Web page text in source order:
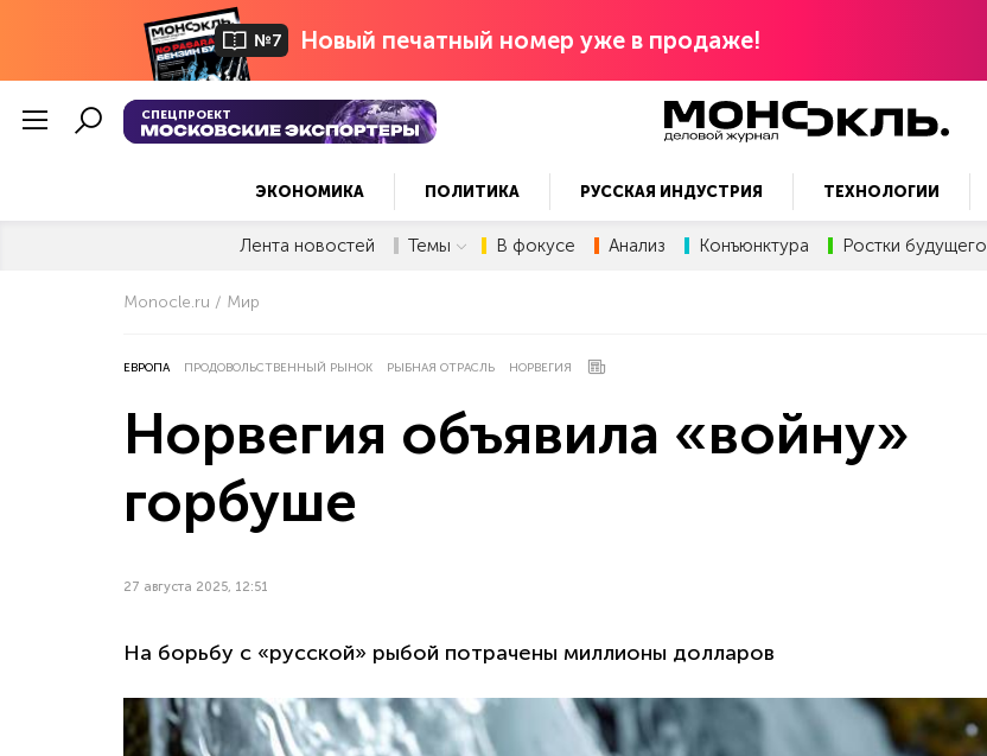
№7 Новый печатный номер уже в продаже!
СПЕЦПРОЕКТ
ЭКОНОМИКА ПОЛИТИКА РУССКАЯ ИНДУСТРИЯ ТЕХНОЛОГИИ
Лента новостей Темы В фокусе Анализ Конъюнктура Ростки будущего
Monocle.ru Мир
ЕВРОПА ПРОДОВОЛЬСТВЕННЫЙ РЫНОК РЫБНАЯ ОТРАСЛЬ НОРВЕГИЯ
Норвегия объявила «войну»
горбуше
27 августа 2025, 12:51
На борьбу с «русской» рыбой потрачены миллионы долларов